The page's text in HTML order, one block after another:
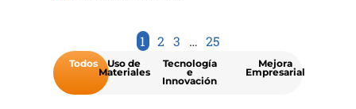
1 2 3 … 25
Todos Uso de
Materiales
Tecnología
e
Innovación
Mejora
Empresarial